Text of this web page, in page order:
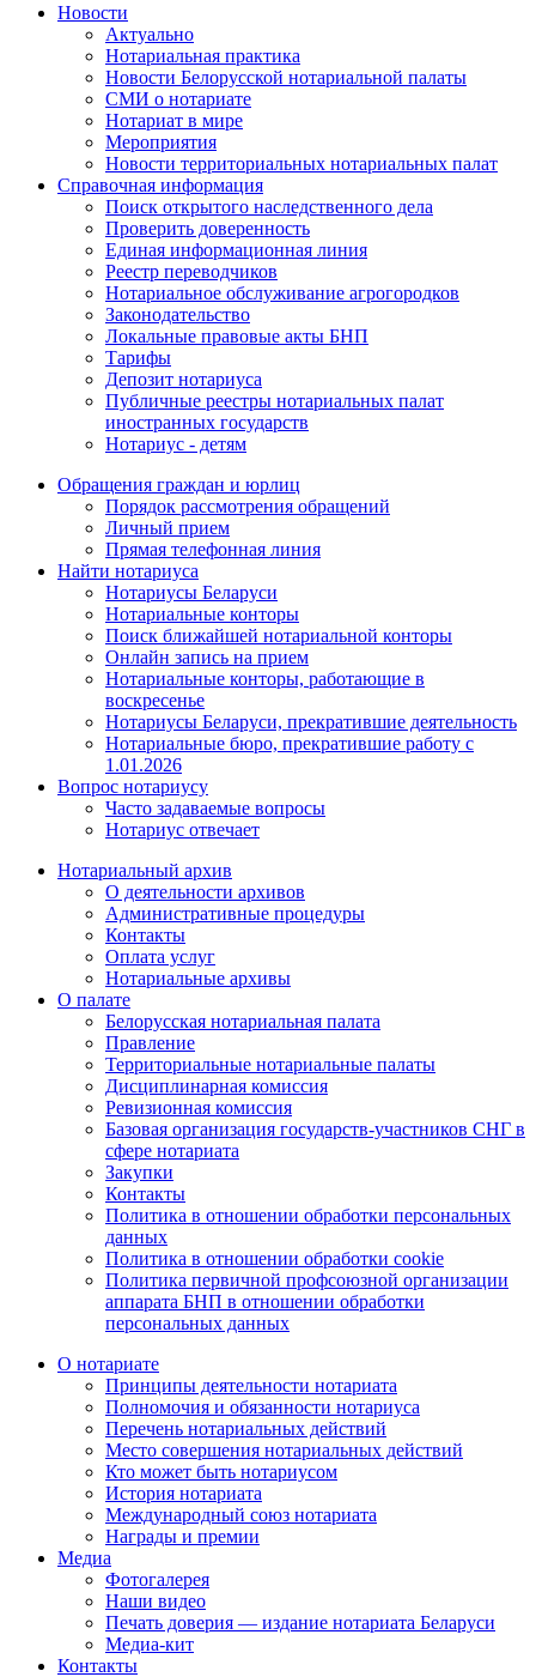
Новости
Актуально
Нотариальная практика
Новости Белорусской нотариальной палаты
СМИ о нотариате
Нотариат в мире
Мероприятия
Новости территориальных нотариальных палат
Справочная информация
Поиск открытого наследственного дела
Проверить доверенность
Единая информационная линия
Реестр переводчиков
Нотариальное обслуживание агрогородков
Законодательство
Локальные правовые акты БНП
Тарифы
Депозит нотариуса
Публичные реестры нотариальных палат
иностранных государств
Нотариус - детям
Обращения граждан и юрлиц
Порядок рассмотрения обращений
Личный прием
Прямая телефонная линия
Найти нотариуса
Нотариусы Беларуси
Нотариальные конторы
Поиск ближайшей нотариальной конторы
Онлайн запись на прием
Нотариальные конторы, работающие в
воскресенье
Нотариусы Беларуси, прекратившие деятельность
Нотариальные бюро, прекратившие работу с
1.01.2026
Вопрос нотариусу
Часто задаваемые вопросы
Нотариус отвечает
Нотариальный архив
О деятельности архивов
Административные процедуры
Контакты
Оплата услуг
Нотариальные архивы
О палате
Белорусская нотариальная палата
Правление
Территориальные нотариальные палаты
Дисциплинарная комиссия
Ревизионная комиссия
Базовая организация государств-участников СНГ в
сфере нотариата
Закупки
Контакты
Политика в отношении обработки персональных
данных
Политика в отношении обработки cookie
Политика первичной профсоюзной организации
аппарата БНП в отношении обработки
персональных данных
О нотариате
Принципы деятельности нотариата
Полномочия и обязанности нотариуса
Перечень нотариальных действий
Место совершения нотариальных действий
Кто может быть нотариусом
История нотариата
Международный союз нотариата
Награды и премии
Медиа
Фотогалерея
Наши видео
Печать доверия — издание нотариата Беларуси
Медиа-кит
Контакты